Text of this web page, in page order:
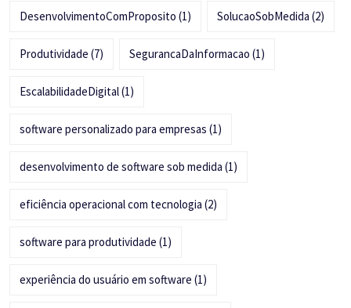
DesenvolvimentoComProposito (1) SolucaoSobMedida (2)
Produtividade (7) SegurancaDaInformacao (1)
EscalabilidadeDigital(1)
software personalizado para empresas (1)
desenvolvimento de software sob medida (1)
eficiência operacional com tecnologia (2)
software para produtividade (1)
experiência do usuário em software (1)